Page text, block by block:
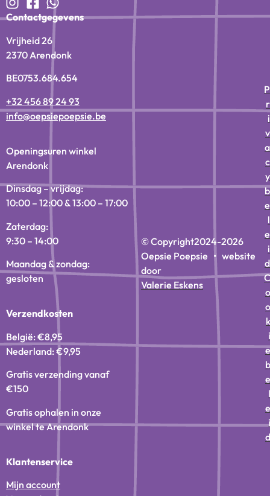
Contactgegevens
Vrijheid 26
2370 Arendonk
BE0753.684.654
+32 456 89 24 93
info@oepsiepoepsie.be
Openingsuren winkel
Arendonk
Dinsdag – vrijdag:
10:00 – 12:00 & 13:00 – 17:00
Zaterdag:
9:30 – 14:00
Maandag & zondag:
gesloten
Verzendkosten
België: €8,95
Nederland: €9,95
Gratis verzending vanaf
€150
Gratis ophalen in onze
winkel te Arendonk
Klantenservice
Mijn account
© Copyright2024-2026
Oepsie Poepsie • website
door
Valerie Eskens
P
r
i
v
a
c
y
b
e
l
e
i
d
C
o
o
k
i
e
b
e
l
e
i
d